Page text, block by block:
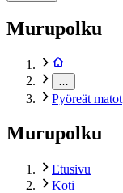
Murupolku
Pyöreät matot
Murupolku
Etusivu
Koti